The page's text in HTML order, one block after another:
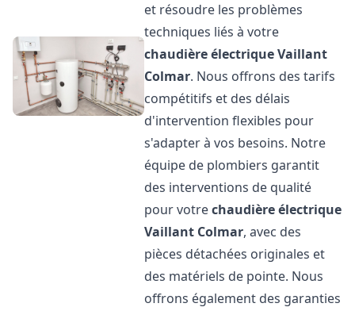
et résoudre les problèmes
techniques liés à votre
chaudière électrique Vaillant
Colmar. Nous offrons des tarifs
compétitifs et des délais
d'intervention flexibles pour
s'adapter à vos besoins. Notre
équipe de plombiers garantit
des interventions de qualité
pour votrechaudière électrique
Vaillant Colmar, avec des
pièces détachées originales et
des matériels de pointe. Nous
offrons également des garanties